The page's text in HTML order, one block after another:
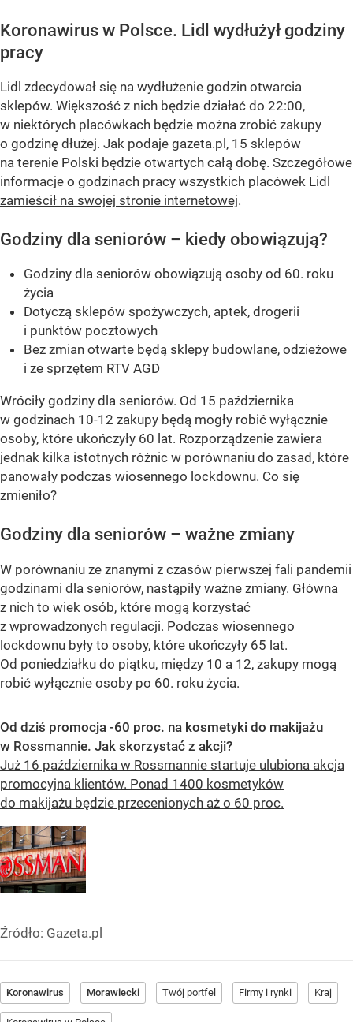
Koronawirus w Polsce. Lidl wydłużył godziny
pracy
Lidl zdecydował się na wydłużenie godzin otwarcia
sklepów. Większość z nich będzie działać do 22:00,
w niektórych placówkach będzie można zrobić zakupy
o godzinę dłużej. Jak podaje gazeta.pl, 15 sklepów
na terenie Polski będzie otwartych całą dobę. Szczegółowe
informacje o godzinach pracy wszystkich placówek Lidl
zamieścił na swojej stronie internetowej.
Godziny dla seniorów – kiedy obowiązują?
Godziny dla seniorów obowiązują osoby od 60. roku
życia
Dotyczą sklepów spożywczych, aptek, drogerii
i punktów pocztowych
Bez zmian otwarte będą sklepy budowlane, odzieżowe
i ze sprzętem RTV AGD
Wróciły godziny dla seniorów. Od 15 października
w godzinach 10-12 zakupy będą mogły robić wyłącznie
osoby, które ukończyły 60 lat. Rozporządzenie zawiera
jednak kilka istotnych różnic w porównaniu do zasad, które
panowały podczas wiosennego lockdownu. Co się
zmieniło?
Godziny dla seniorów – ważne zmiany
W porównaniu ze znanymi z czasów pierwszej fali pandemii
godzinami dla seniorów, nastąpiły ważne zmiany. Główna
z nich to wiek osób, które mogą korzystać
z wprowadzonych regulacji. Podczas wiosennego
lockdownu były to osoby, które ukończyły 65 lat.
Od poniedziałku do piątku, między 10 a 12, zakupy mogą
robić wyłącznie osoby po 60. roku życia.
Od dziś promocja -60 proc. na kosmetyki do makijażu
w Rossmannie. Jak skorzystać z akcji?
Już 16 października w Rossmannie startuje ulubiona akcja
promocyjna klientów. Ponad 1400 kosmetyków
do makijażu będzie przecenionych aż o 60 proc.
Źródło: Gazeta.pl
Koronawirus Morawiecki Twój portfel Firmy i rynki Kraj